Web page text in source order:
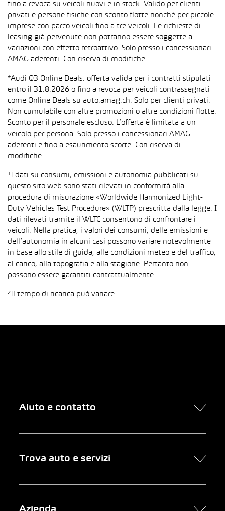
fino a revoca su veicoli nuovi e in stock. Valido per clienti
privati e persone fisiche con sconto flotte nonché per piccole
imprese con parco veicoli fino a tre veicoli. Le richieste di
leasing già pervenute non potranno essere soggette a
variazioni con effetto retroattivo. Solo presso i concessionari
AMAG aderenti. Con riserva di modifiche.
*Audi Q3 Online Deals: offerta valida per i contratti stipulati
entro il 31.8.2026 o fino a revoca per veicoli contrassegnati
come Online Deals su auto.amag.ch. Solo per clienti privati.
Non cumulabile con altre promozioni o altre condizioni flotte.
Sconto per il personale escluso. L’offerta è limitata a un
veicolo per persona. Solo presso i concessionari AMAG
aderenti e fino a esaurimento scorte. Con riserva di
modifiche.
¹I dati su consumi, emissioni e autonomia pubblicati su
questo sito web sono stati rilevati in conformità alla
procedura di misurazione «Worldwide Harmonized Light-
Duty Vehicles Test Procedure» (WLTP) prescritta dalla legge. I
dati rilevati tramite il WLTC consentono di confrontare i
veicoli. Nella pratica, i valori dei consumi, delle emissioni e
dell’autonomia in alcuni casi possono variare notevolmente
in base allo stile di guida, alle condizioni meteo e del traffico,
al carico, alla topografia e alla stagione. Pertanto non
possono essere garantiti contrattualmente.
²Il tempo di ricarica può variare
Aiuto e contatto
Trova auto e servizi